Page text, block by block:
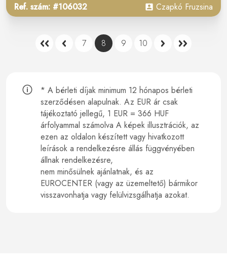
Ref. szám: #106032 Czapkó Fruzsina
7 8 9 10
* A bérleti díjak minimum 12 hónapos bérleti
szerződésen alapulnak. Az EUR ár csak
tájékoztató jellegű, 1 EUR = 366 HUF
árfolyammal számolva A képek illusztrációk, az
ezen az oldalon készített vagy hivatkozott
leírások a rendelkezésre állás függvényében
állnak rendelkezésre,
nem minősülnek ajánlatnak, és az
EUROCENTER (vagy az üzemeltető) bármikor
visszavonhatja vagy felülvizsgálhatja azokat.